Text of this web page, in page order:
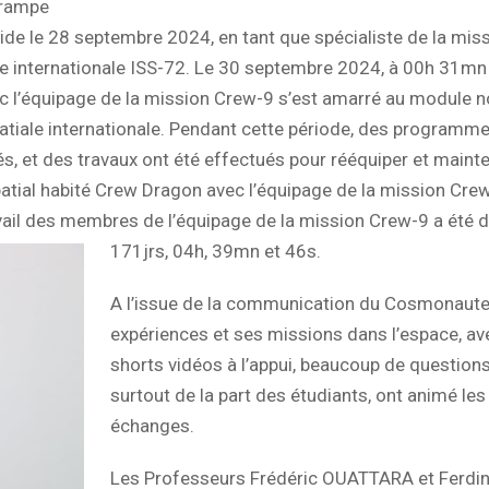
le 28 septembre 2024, en tant que spécialiste de la
ISS-72. Le 30 septembre 2024, à 00h
de la mission Crew-9 s’est amarré au module
internationale. Pendant cette période, des
et des travaux ont été effectués pour rééquiper et
habité Crew Dragon avec l’équipage de la mission
des membres de l’équipage de la mission Crew-9 a été
171jrs, 04h, 39mn et 46s.
A l’issue de la communication du
expériences et ses missions dans l’espace,
shorts vidéos à l’appui, beaucoup de
surtout de la part des étudiants, ont animé les
échanges.
Les Professeurs Frédéric OUATTARA et